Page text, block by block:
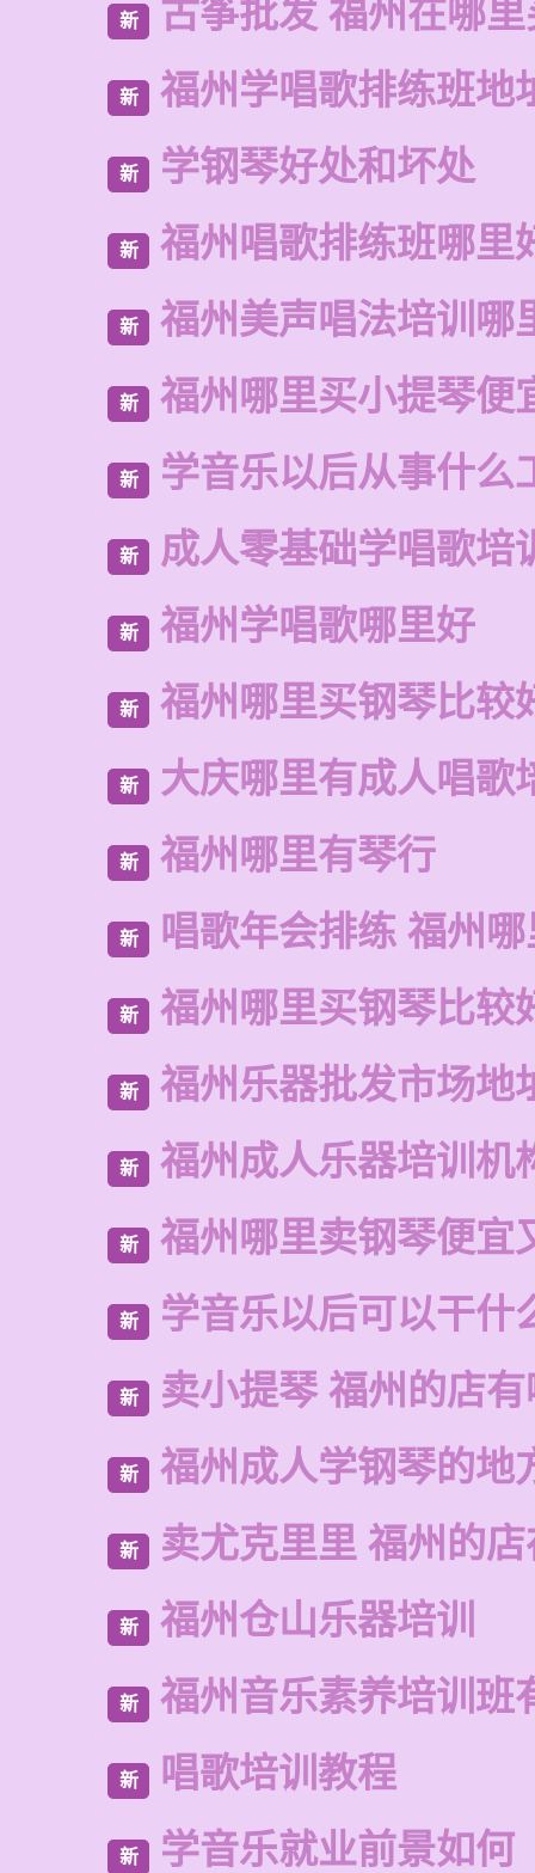
新 古筝批发 福州在哪
新 福州学唱歌排练班地
新 学钢琴好处和坏处
新 福州唱歌排练班哪里
新 福州美声唱法培训哪
新 福州哪里买小提琴便
新 学音乐以后从事什么
新 成人零基础学唱歌培
新 福州学唱歌哪里好
新 福州哪里买钢琴比较
新 大庆哪里有成人唱歌
新 福州哪里有琴行
新 唱歌年会排练 福州
新 福州哪里买钢琴比较
新 福州乐器批发市场地
新 福州成人乐器培训机
新 福州哪里卖钢琴便宜
新 学音乐以后可以干什
新 卖小提琴 福州的店
新 福州成人学钢琴的地
新 卖尤克里里 福州的
新 福州仓山乐器培训
新 福州音乐素养培训班
新 唱歌培训教程
新 学音乐就业前景如何